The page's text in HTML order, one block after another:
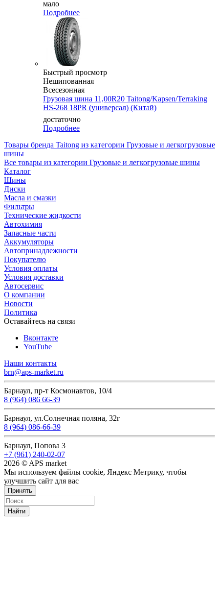
мало
Подробнее
Быстрый просмотр
Нешипованная
Всесезонная
Грузовая шина 11,00R20 Taitong/Kapsen/Terraking
HS-268 18PR (универсал) (Китай)
достаточно
Подробнее
Товары бренда Taitong из категории Грузовые и легкогрузовые
шины
Все товары из категории Грузовые и легкогрузовые шины
Каталог
Шины
Диски
Масла и смазки
Фильтры
Технические жидкости
Автохимия
Запасные части
Аккумуляторы
Автопринадлежности
Покупателю
Условия оплаты
Условия доставки
Автосервис
О компании
Новости
Политика
Оставайтесь на связи
Вконтакте
YouTube
Наши контакты
brn@aps-market.ru
Барнаул, пр-т Космонавтов, 10/4
8 (964) 086 66-39
Барнаул, ул.Солнечная поляна, 32г
8 (964) 086-66-39
Барнаул, Попова 3
+7 (961) 240-02-07
2026 © APS market
Мы используем файлы cookie, Яндекс Метрику, чтобы
улучшить сайт для вас
Принять
Найти